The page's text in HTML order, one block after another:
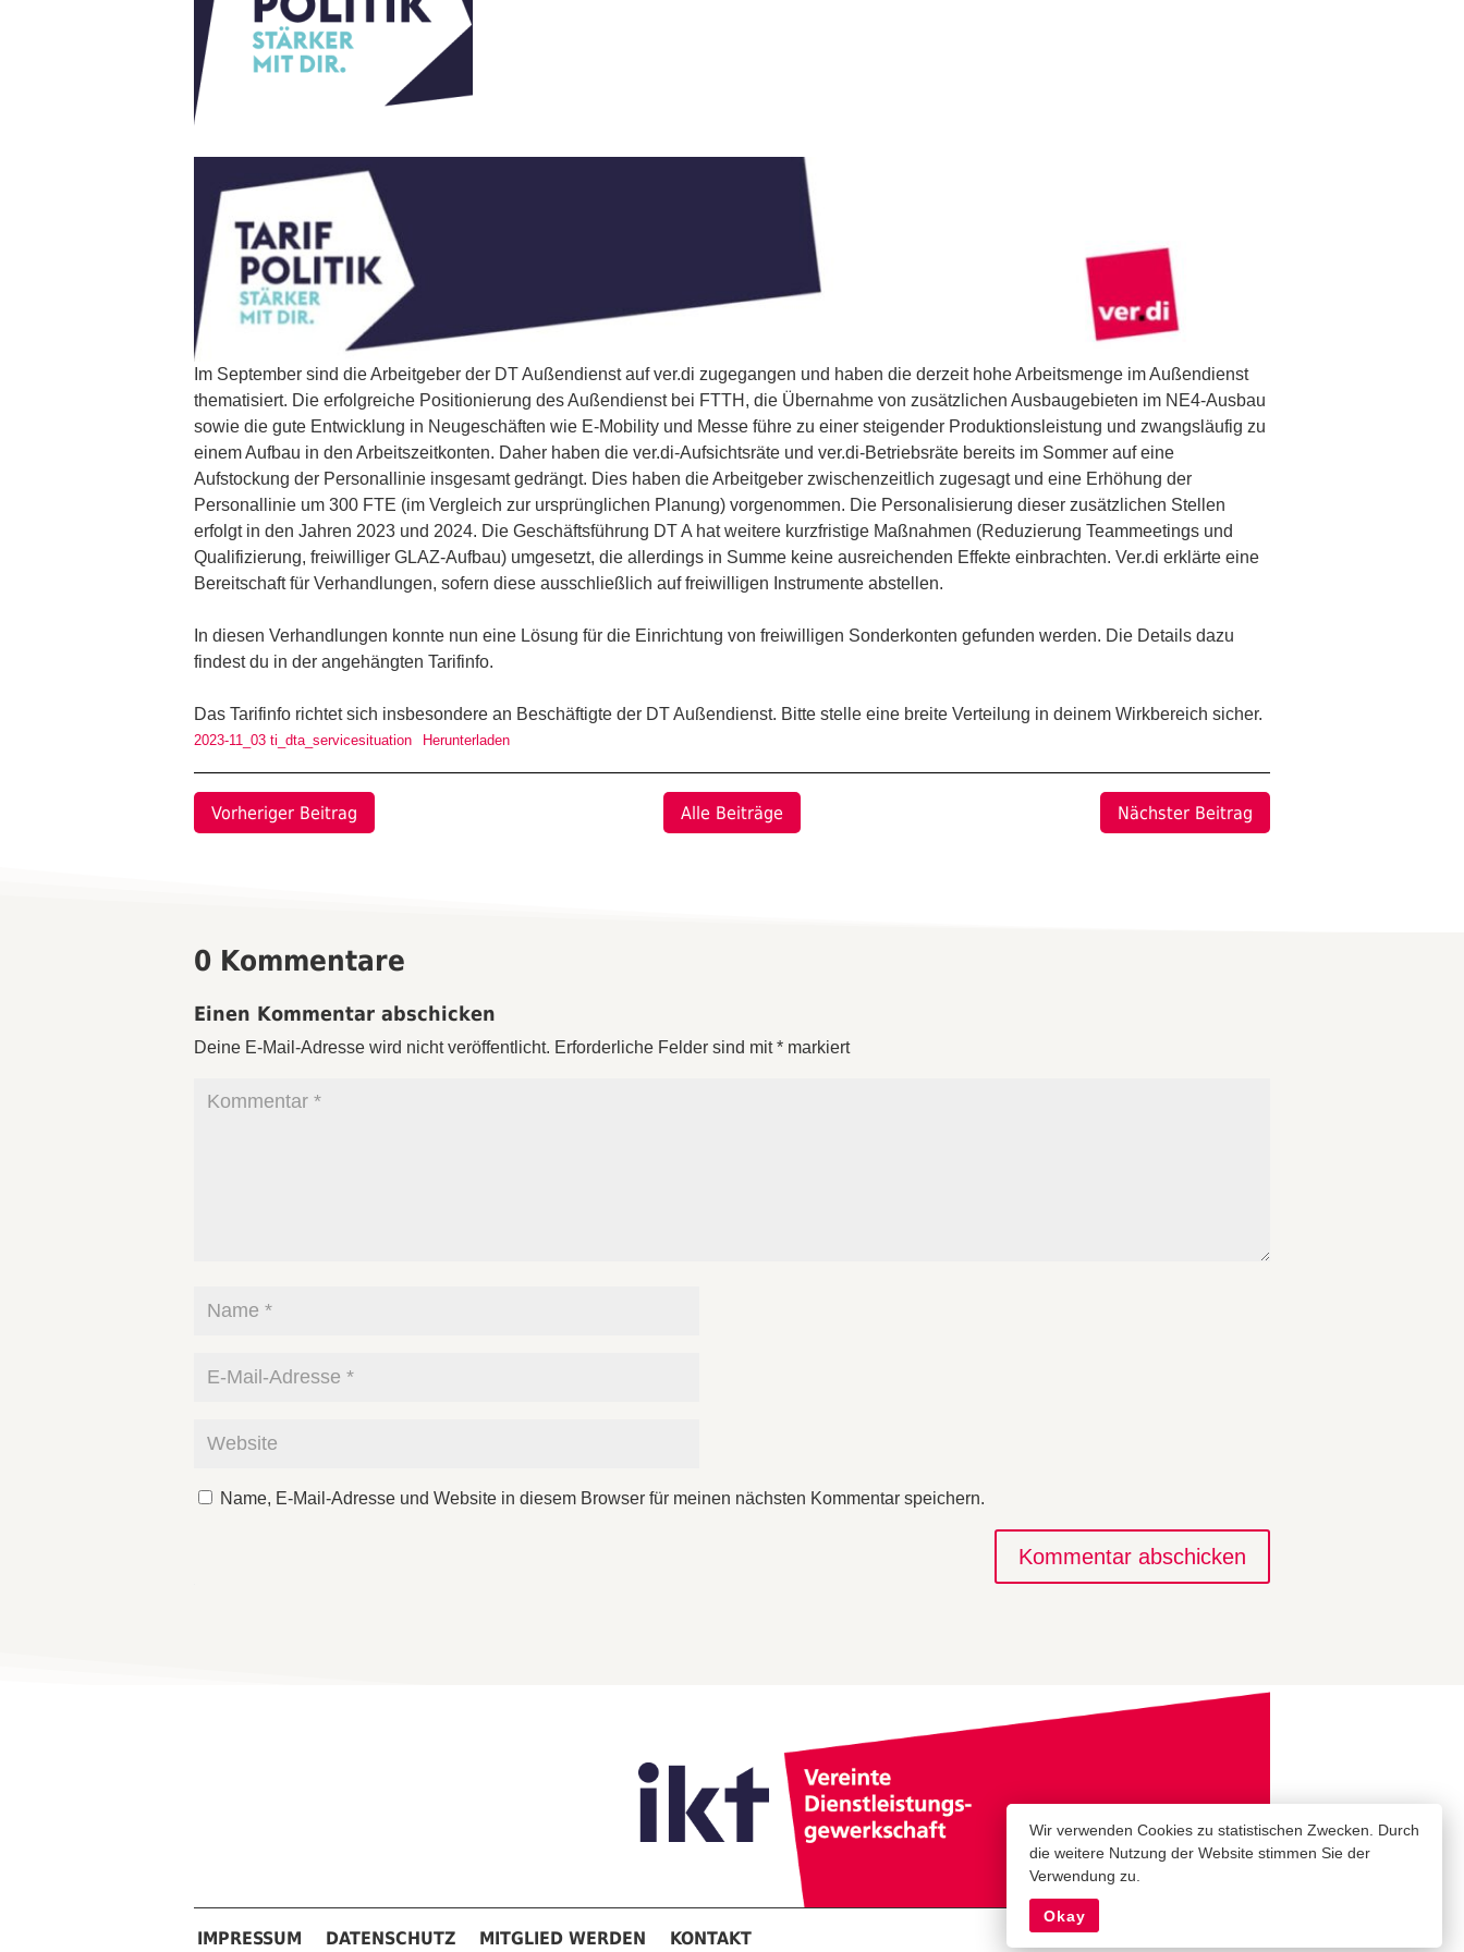
Im September sind die Arbeitgeber der DT Außendienst auf ver.di zugegangen und haben die derzeit hohe Arbeitsmenge im Außendienst
thematisiert. Die erfolgreiche Positionierung des Außendienst bei FTTH, die Übernahme von zusätzlichen Ausbaugebieten im NE4-Ausbau
sowie die gute Entwicklung in Neugeschäften wie E-Mobility und Messe führe zu einer steigender Produktionsleistung und zwangsläufig zu
einem Aufbau in den Arbeitszeitkonten. Daher haben die ver.di-Aufsichtsräte und ver.di-Betriebsräte bereits im Sommer auf eine
Aufstockung der Personallinie insgesamt gedrängt. Dies haben die Arbeitgeber zwischenzeitlich zugesagt und eine Erhöhung der
Personallinie um 300 FTE (im Vergleich zur ursprünglichen Planung) vorgenommen. Die Personalisierung dieser zusätzlichen Stellen
erfolgt in den Jahren 2023 und 2024. Die Geschäftsführung DT A hat weitere kurzfristige Maßnahmen (Reduzierung Teammeetings und
Qualifizierung, freiwilliger GLAZ-Aufbau) umgesetzt, die allerdings in Summe keine ausreichenden Effekte einbrachten. Ver.di erklärte eine
Bereitschaft für Verhandlungen, sofern diese ausschließlich auf freiwilligen Instrumente abstellen.
In diesen Verhandlungen konnte nun eine Lösung für die Einrichtung von freiwilligen Sonderkonten gefunden werden. Die Details dazu
findest du in der angehängten Tarifinfo.
Das Tarifinfo richtet sich insbesondere an Beschäftigte der DT Außendienst. Bitte stelle eine breite Verteilung in deinem Wirkbereich sicher.
2023-11_03 ti_dta_servicesituation Herunterladen
Vorheriger Beitrag Alle Beiträge Nächster Beitrag
0 Kommentare
Einen Kommentar abschicken
Deine E-Mail-Adresse wird nicht veröffentlicht. Erforderliche Felder sind mit* markiert
Name, E-Mail-Adresse und Website in diesem Browser für meinen nächsten Kommentar speichern.
Kommentar abschicken
IMPRESSUM DATENSCHUTZ MITGLIED WERDEN KONTAKT
Wir verwenden Cookies zu statistischen Zwecken. Durch
die weitere Nutzung der Website stimmen Sie der
Verwendung zu.
Okay